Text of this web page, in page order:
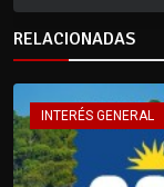
RELACIONADAS
INTERÉS GENERAL